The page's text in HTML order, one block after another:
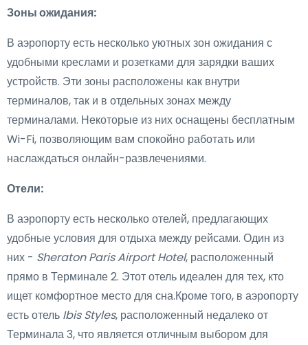
Зоны ожидания:
В аэропорту есть несколько уютных зон ожидания с
удобными креслами и розетками для зарядки ваших
устройств. Эти зоны расположены как внутри
терминалов, так и в отдельных зонах между
терминалами. Некоторые из них оснащены бесплатным
Wi-Fi, позволяющим вам спокойно работать или
наслаждаться онлайн-развлечениями.
Отели:
В аэропорту есть несколько отелей, предлагающих
удобные условия для отдыха между рейсами. Один из
них - Sheraton Paris Airport Hotel, расположенный
прямо в Терминале 2. Этот отель идеален для тех, кто
ищет комфортное место для сна.Кроме того, в аэропорту
есть отель Ibis Styles, расположенный недалеко от
Терминала 3, что является отличным выбором для